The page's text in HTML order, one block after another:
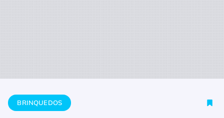
Home Brinquedos Gatton promove bem-estar felino com
BRINQUEDOS